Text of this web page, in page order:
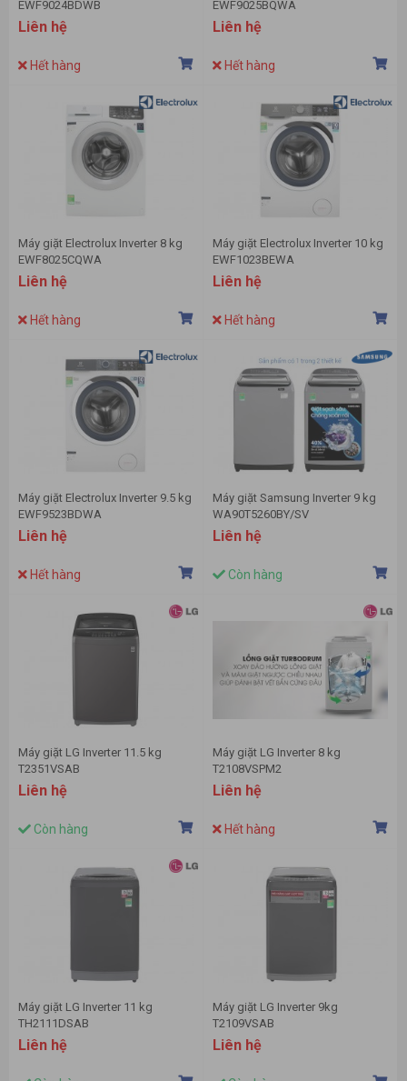
EWF9024BDWB
Liên hệ
Hết hàng
EWF9025BQWA
Liên hệ
Hết hàng
Máy giặt Electrolux Inverter 8 kg
EWF8025CQWA
Liên hệ
Hết hàng
Máy giặt Electrolux Inverter 10 kg
EWF1023BEWA
Liên hệ
Hết hàng
Máy giặt Electrolux Inverter 9.5 kg
EWF9523BDWA
Liên hệ
Hết hàng
Máy giặt Samsung Inverter 9 kg
WA90T5260BY/SV
Liên hệ
Còn hàng
Máy giặt LG Inverter 11.5 kg
T2351VSAB
Liên hệ
Còn hàng
Máy giặt LG Inverter 8 kg
T2108VSPM2
Liên hệ
Hết hàng
Máy giặt LG Inverter 11 kg
TH2111DSAB
Liên hệ
Máy giặt LG Inverter 9kg
T2109VSAB
Liên hệ